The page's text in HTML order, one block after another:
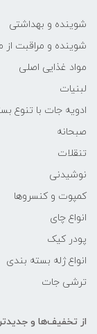
شوینده و بهداشتی
شوینده و مراقبت از
مواد غذایی اصلی
لبنیات
ادویه جات با تنوع
صبحانه
تنقلات
نوشیدنی
کمپوت و کنسروها
انواع چای
پودر کیک
انواع ژله بسته بندی
ترشی جات
از تخفیف‌ها و